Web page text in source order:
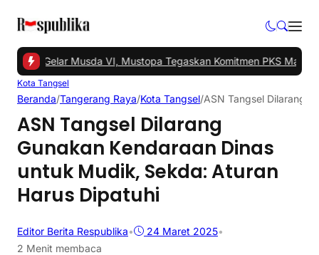
Gelar Musda VI, Mustopa Tegaskan Komitmen PKS Majukan
Kota Tangsel
Beranda/Tangerang Raya/Kota Tangsel/ASN Tangsel Dilarang
ASN Tangsel Dilarang
Gunakan Kendaraan Dinas
untuk Mudik, Sekda: Aturan
Harus Dipatuhi
Editor Berita Respublika• 24 Maret 2025•
2 Menit membaca